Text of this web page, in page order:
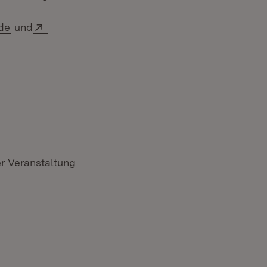
(Öffnet in neuem Fenster)
und
Veranstaltung